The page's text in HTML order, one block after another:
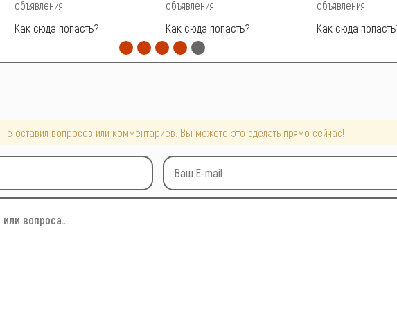
объявления
Как сюда попасть?
объявления
Как сюда попасть?
объявления
Как сюда
оставил вопросов или комментариев. Вы можете это сделать прямо сейчас!